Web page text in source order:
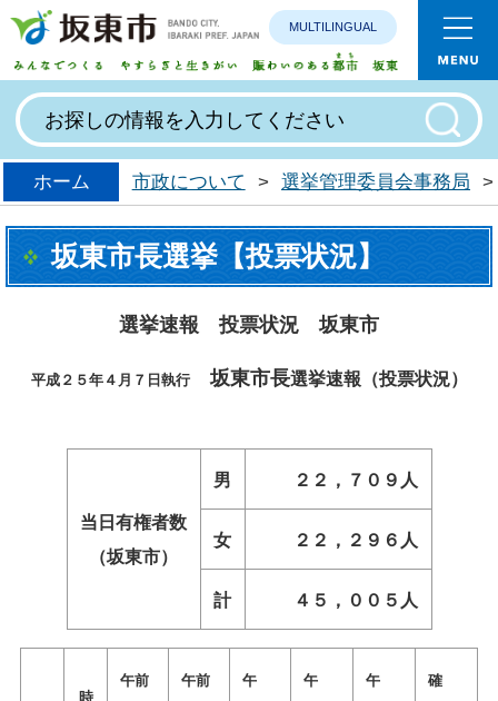
みんなで
MULTILINGUAL
ホーム 市政について > 選挙管理委員会事務局 >
坂東市長選挙【投票状況】
選挙速報 投票状況 坂東市
平成２５年４月７日執行坂東市長選挙速報（投票状況）
当日有権者数
（坂東市）
男 ２２，７０９人
女 ２２，２９６人
計 ４５，００５人
時
午前 午前 午 午 午 確